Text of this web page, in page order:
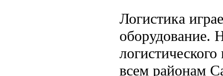
Логистика
оборудование.
всем районам